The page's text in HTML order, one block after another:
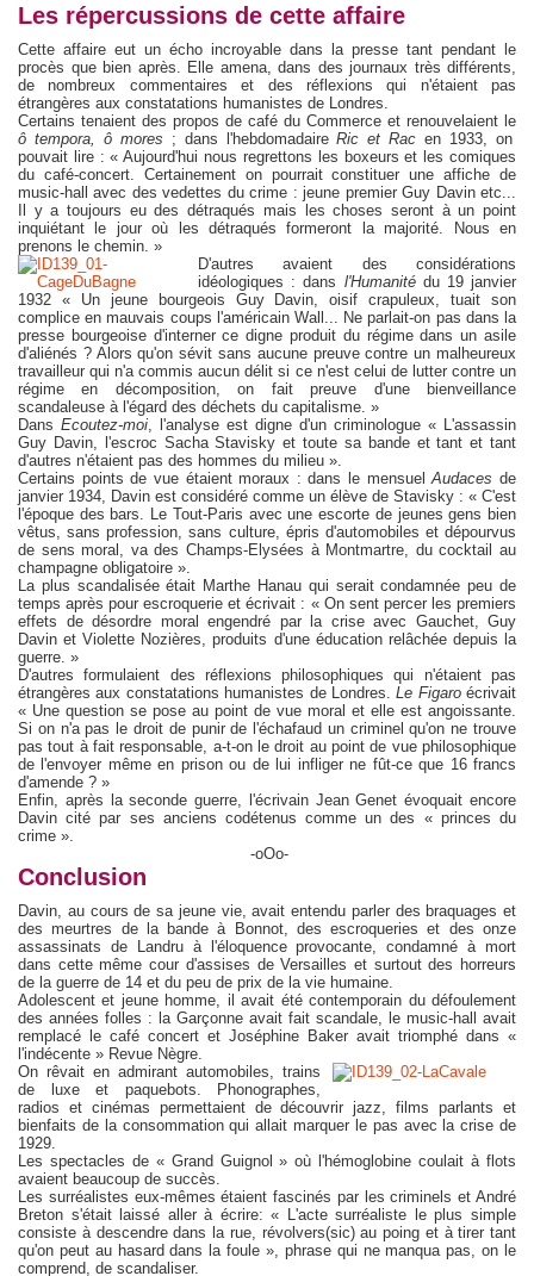
Les répercussions de cette affaire
Cette affaire eut un écho incroyable dans la presse tant pendant le
procès que bien après. Elle amena, dans des journaux très différents,
de nombreux commentaires et des réflexions qui n'étaient pas
étrangères aux constatations humanistes de Londres.
Certains tenaient des propos de café du Commerce et renouvelaient le
ô tempora, ô mores ; dans l'hebdomadaireRic et Racen 1933, on
pouvait lire : « Aujourd'hui nous regrettons les boxeurs et les comiques
du café-concert. Certainement on pourrait constituer une affiche de
music-hall avec des vedettes du crime : jeune premier Guy Davin etc...
Il y a toujours eu des détraqués mais les choses seront à un point
inquiétant le jour où les détraqués formeront la majorité. Nous en
prenons le chemin. »
D'autres avaient des considérations
idéologiques : dans l'Humanité du 19 janvier
1932 « Un jeune bourgeois Guy Davin, oisif crapuleux, tuait son
complice en mauvais coups l'américain Wall... Ne parlait-on pas dans la
presse bourgeoise d'interner ce digne produit du régime dans un asile
d'aliénés ? Alors qu'on sévit sans aucune preuve contre un malheureux
travailleur qui n'a commis aucun délit si ce n'est celui de lutter contre un
régime en décomposition, on fait preuve d'une bienveillance
scandaleuse à l'égard des déchets du capitalisme. »
Dans Ecoutez-moi, l'analyse est digne d'un criminologue « L'assassin
Guy Davin, l'escroc Sacha Stavisky et toute sa bande et tant et tant
d'autres n'étaient pas des hommes du milieu ».
Certains points de vue étaient moraux : dans le mensuel Audacesde
janvier 1934, Davin est considéré comme un élève de Stavisky : « C'est
l'époque des bars. Le Tout-Paris avec une escorte de jeunes gens bien
vêtus, sans profession, sans culture, épris d'automobiles et dépourvus
de sens moral, va des Champs-Elysées à Montmartre, du cocktail au
champagne obligatoire ».
La plus scandalisée était Marthe Hanau qui serait condamnée peu de
temps après pour escroquerie et écrivait : « On sent percer les premiers
effets de désordre moral engendré par la crise avec Gauchet, Guy
Davin et Violette Nozières, produits d'une éducation relâchée depuis la
guerre. »
D'autres formulaient des réflexions philosophiques qui n'étaient pas
étrangères aux constatations humanistes de Londres.Le Figaro écrivait
« Une question se pose au point de vue moral et elle est angoissante.
Si on n'a pas le droit de punir de l'échafaud un criminel qu'on ne trouve
pas tout à fait responsable, a-t-on le droit au point de vue philosophique
de l'envoyer même en prison ou de lui infliger ne fût-ce que 16 francs
d'amende ? »
Enfin, après la seconde guerre, l'écrivain Jean Genet évoquait encore
Davin cité par ses anciens codétenus comme un des « princes du
crime ».
-oOo-
Conclusion
Davin, au cours de sa jeune vie, avait entendu parler des braquages et
des meurtres de la bande à Bonnot, des escroqueries et des onze
assassinats de Landru à l'éloquence provocante, condamné à mort
dans cette même cour d'assises de Versailles et surtout des horreurs
de la guerre de 14 et du peu de prix de la vie humaine.
Adolescent et jeune homme, il avait été contemporain du défoulement
des années folles : la Garçonne avait fait scandale, le music-hall avait
remplacé le café concert et Joséphine Baker avait triomphé dans «
l'indécente » Revue Nègre.
On rêvait en admirant automobiles, trains
de luxe et paquebots. Phonographes,
radios et cinémas permettaient de découvrir jazz, films parlants et
bienfaits de la consommation qui allait marquer le pas avec la crise de
1929.
Les spectacles de « Grand Guignol » où l'hémoglobine coulait à flots
avaient beaucoup de succès.
Les surréalistes eux-mêmes étaient fascinés par les criminels et André
Breton s'était laissé aller à écrire: « L'acte surréaliste le plus simple
consiste à descendre dans la rue, révolvers(sic) au poing et à tirer tant
qu'on peut au hasard dans la foule », phrase qui ne manqua pas, on le
comprend, de scandaliser.